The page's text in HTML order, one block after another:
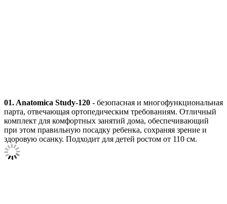
01. Anatomica Study-120 - безопасная и многофункциональная
парта, отвечающая ортопедическим требованиям. Отличный
комплект для комфортных занятий дома, обеспечивающий
при этом правильную посадку ребенка, сохраняя зрение и
здоровую осанку. Подходит для детей ростом от 110 см.